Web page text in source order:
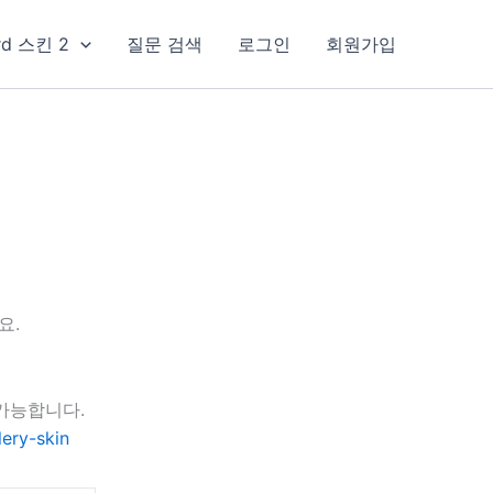
스킨 2 질문 검색 로그인 회원가입
.
능합니다.
skin